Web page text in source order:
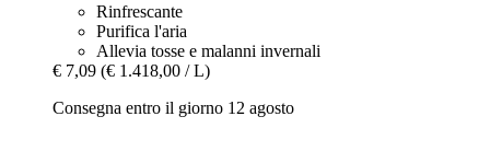
Rinfrescante
Purifica l'aria
Allevia tosse e malanni invernali
€ 7,09 (€ 1.418,00 / L)
Consegna entro il giorno 12 agosto